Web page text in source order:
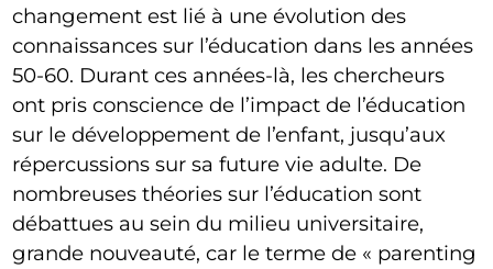
changement est lié à une évolution des
connaissances sur l’éducation dans les années
50-60. Durant ces années-là, les chercheurs
ont pris conscience de l’impact de l’éducation
sur le développement de l’enfant, jusqu’aux
répercussions sur sa future vie adulte. De
nombreuses théories sur l’éducation sont
débattues au sein du milieu universitaire,
grande nouveauté, car le terme de « parenting